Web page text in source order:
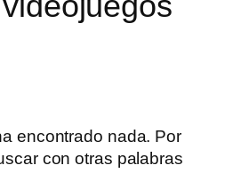
encontrado nada. Por
con otras palabras